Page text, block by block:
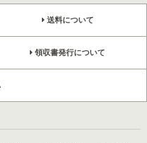
送料について
領収書発行について